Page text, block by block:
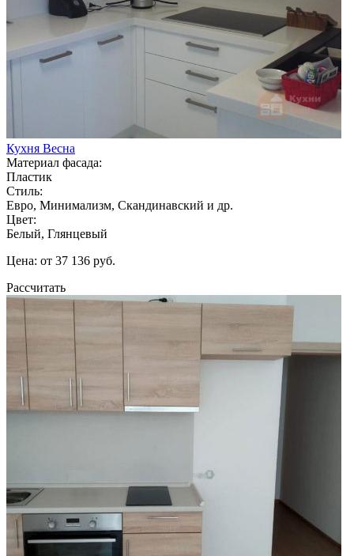
Кухня Весна
Материал фасада:
Пластик
Стиль:
Евро, Минимализм, Скандинавский и др.
Цвет:
Белый, Глянцевый
Цена: от 37 136 руб.
Рассчитать